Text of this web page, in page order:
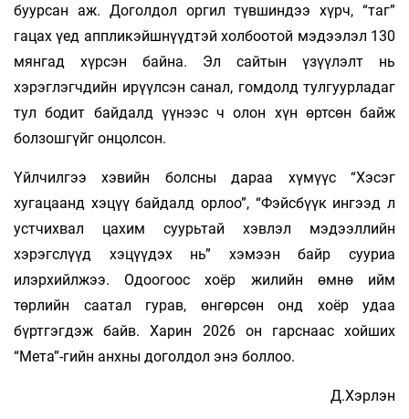
буурсан аж. Доголдол оргил түвшиндээ хүрч, “таг”
гацах үед аппликэйшнүүдтэй холбоотой мэдээлэл 130
мянгад хүрсэн байна. Эл сайтын үзүүлэлт нь
хэрэглэгчдийн ирүүлсэн санал, гомдолд тулгуурладаг
тул бодит байдалд үүнээс ч олон хүн өртсөн байж
болзошгүйг онцолсон.
Үйлчилгээ хэвийн болсны дараа хүмүүс “Хэсэг
хугацаанд хэцүү байдалд орлоо”, “Фэйсбүүк ингээд л
устчихвал цахим суурьтай хэвлэл мэдээллийн
хэрэгслүүд хэцүүдэх нь” хэмээн байр сууриа
илэрхийлжээ. Одоогоос хоёр жилийн өмнө ийм
төрлийн саатал гурав, өнгөрсөн онд хоёр удаа
бүртгэгдэж байв. Харин 2026 он гарснаас хойших
“Мета”-гийн анхны доголдол энэ боллоо.
Д.Хэрлэн